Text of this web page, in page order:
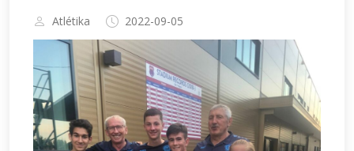
Atlétika 2022-09-05